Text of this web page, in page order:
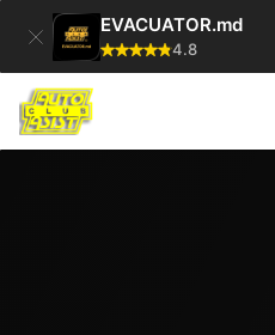
EVACUATOR.md
4.8